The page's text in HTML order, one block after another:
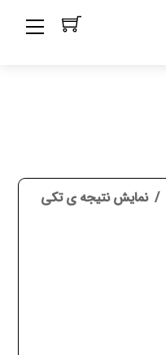
نمایش نتیجه ی تکی